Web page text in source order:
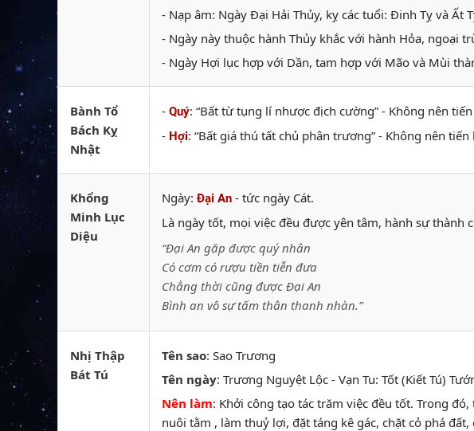
- Nạp âm: Ngày Đại Hải Thủy, kỵ các tuổi: Đinh Tỵ và Ất
- Ngày này thuộc hành Thủy khắc với hành Hỏa, ngoại
- Ngày Hợi lục hợp với Dần, tam hợp với Mão và Mùi
Bành Tổ
Bách Kỵ
Nhật
- Quý: “Bất từ tụng lí nhược địch cường” - Không nên
- Hợi: “Bất giá thú tất chủ phân trương” - Không nên
Khổng
Minh Lục
Diệu
Ngày:Đại An - tức ngày Cát.
Là ngày tốt, mọi việc đều được yên tâm, hành sự thành
“Đại An gặp được quý nhân
Có cơm có rượu tiền tiễn đưa
Chẳng thời cũng được Đại An
Bình an vô sự tấm thân thanh nhàn.”
Nhị Thập
Bát Tú
Tên sao: Sao Trương
Tên ngày: Trương Nguyệt Lộc - Vạn Tu: Tốt (Kiết Tú)
Nên làm: Khởi công tạo tác trăm việc đều tốt. Trong
nuôi tằm , làm thuỷ lợi, đặt táng kê gác, chặt cỏ phá